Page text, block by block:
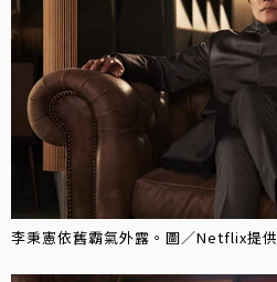
李秉憲依舊霸氣外露。圖／Netflix提供